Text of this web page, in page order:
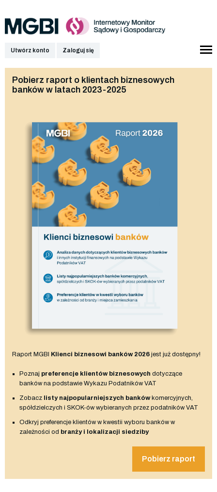
Utwórz konto Zaloguj się
Pobierz raport o klientach biznesowych
banków w latach 2023-2025
Raport MGBI Klienci biznesowi banków 2026 jest już dostępny!
Poznaj preferencje klientów biznesowych dotyczące
banków na podstawie Wykazu Podatników VAT
Zobacz listy najpopularniejszych bankówkomercyjnych,
spółdzielczych i SKOK-ów wybieranych przez podatników VAT
Odkryj preferencje klientów w kwestii wyboru banków w
zależności od branży i lokalizacji siedziby
Pobierz raport